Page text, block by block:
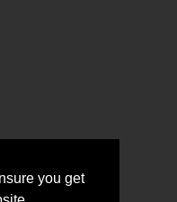
you get